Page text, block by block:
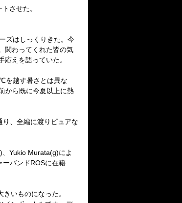
させた。
ズはしっくりきた。今
関わってくれた皆の気
えを語っていた。
を越す暑さとは異な
から既に今夏以上に熱
、全編に渡りピュアな
Yukio Murata(g)によ
ーバンドROSに在籍
いものになった。